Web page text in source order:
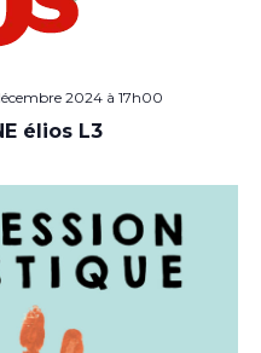
2024 à 17h00
élios L3